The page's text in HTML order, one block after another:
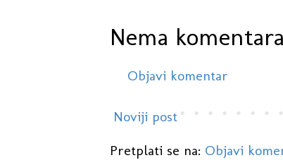
Nema
Objavi komentar
Noviji post
Pretplati se na: Objavi